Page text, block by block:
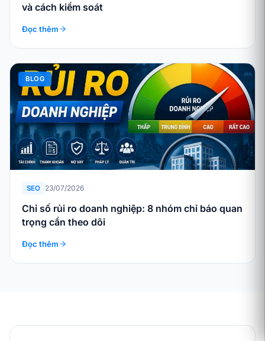
và cách kiểm soát
Đọc thêm
BLOG
SEO 23/07/2026
Chỉ số rủi ro doanh nghiệp: 8 nhóm chỉ báo quan
trọng cần theo dõi
Đọc thêm